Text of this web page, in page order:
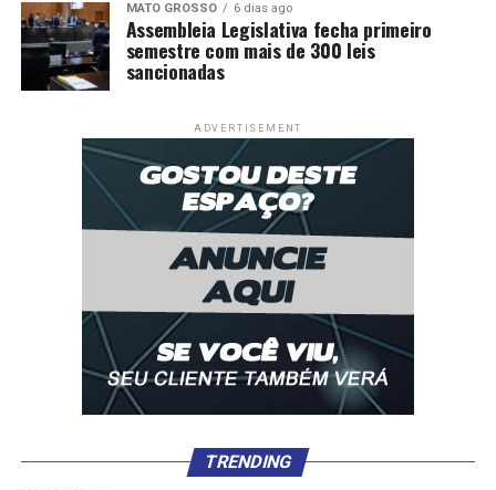
MATO GROSSO 6 dias ago
Assembleia Legislativa fecha primeiro
semestre com mais de 300 leis
sancionadas
ADVERTISEMENT
TRENDING